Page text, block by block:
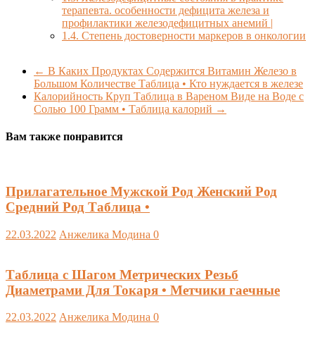
терапевта. особенности дефицита железа и
профилактики железодефицитных анемий |
1.4. Степень достоверности маркеров в онкологии
← В Каких Продуктах Содержится Витамин Железо в
Большом Количестве Таблица • Кто нуждается в железе
Калорийность Круп Таблица в Вареном Виде на Воде с
Солью 100 Грамм • Таблица калорий →
Вам также понравится
Прилагательное Мужской Род Женский Род
Средний Род Таблица •
22.03.2022 Анжелика Модина 0
Таблица с Шагом Метрических Резьб
Диаметрами Для Токаря • Метчики гаечные
22.03.2022 Анжелика Модина 0